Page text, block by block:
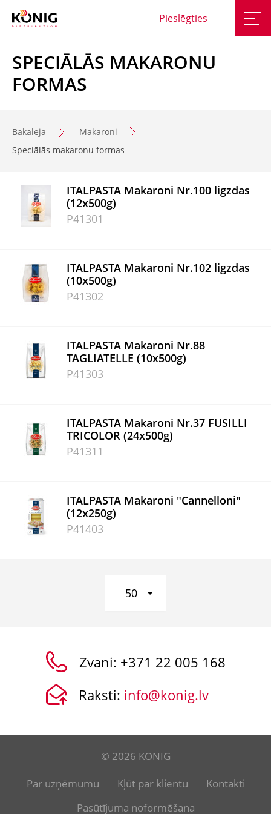
Pieslēgties
SPECIĀLĀS MAKARONU
FORMAS
Bakaleja
Makaroni
Speciālās makaronu formas
ITALPASTA Makaroni Nr.100 ligzdas
(12x500g)
P41301
ITALPASTA Makaroni Nr.102 ligzdas
(10x500g)
P41302
ITALPASTA Makaroni Nr.88
TAGLIATELLE (10x500g)
P41303
ITALPASTA Makaroni Nr.37 FUSILLI
TRICOLOR (24x500g)
P41311
ITALPASTA Makaroni "Cannelloni"
(12x250g)
P41403
50
Zvani: +371 22 005 168
Raksti: info@konig.lv
© 2026 KONIG
Par uzņēmumu
Kļūt par klientu
Kontakti
Pasūtījuma noformēšana